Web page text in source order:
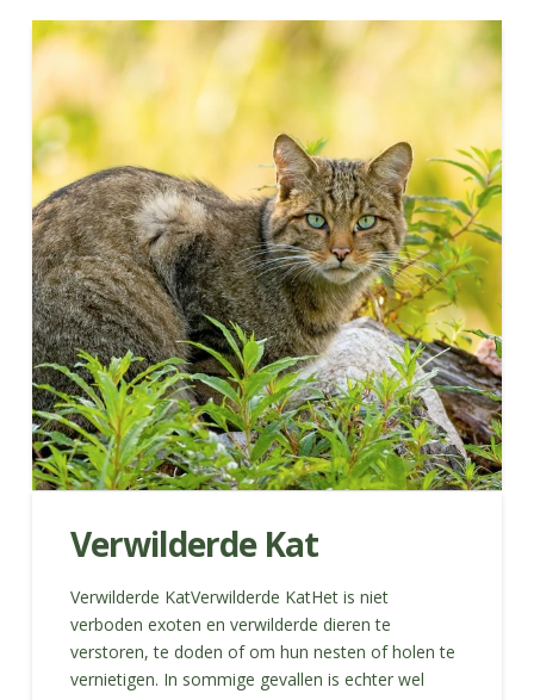
Verwilderde Kat
Verwilderde KatVerwilderde KatHet is niet
verboden exoten en verwilderde dieren te
verstoren, te doden of om hun nesten of holen te
vernietigen. In sommige gevallen is echter wel